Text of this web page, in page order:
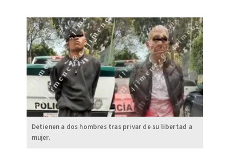
Detienen a dos hombres tras privar de su libertad a
mujer.